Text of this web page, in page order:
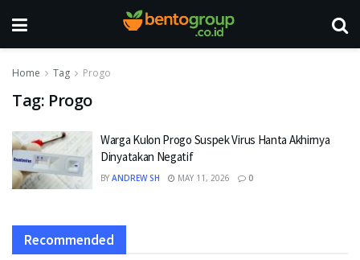
Home Tag Progo
Tag: Progo
Warga Kulon Progo Suspek Virus Hanta Akhirnya
Dinyatakan Negatif
BY ANDREW SH MAY 11, 2026 0
Recommended